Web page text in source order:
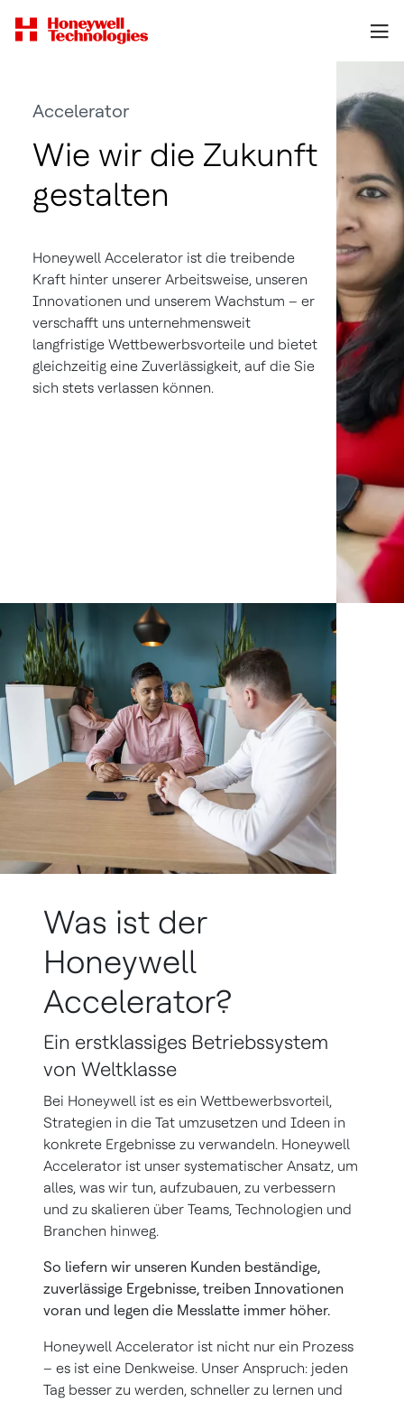
Accelerator
Wie wir die Zukunft
gestalten
Honeywell Accelerator ist die treibende
Kraft hinter unserer Arbeitsweise, unseren
Innovationen und unserem Wachstum – er
verschafft uns unternehmensweit
langfristige Wettbewerbsvorteile und bietet
gleichzeitig eine Zuverlässigkeit, auf die Sie
sich stets verlassen können.
Was ist der
Honeywell
Accelerator?
Ein erstklassiges Betriebssystem
von Weltklasse
Bei Honeywell ist es ein Wettbewerbsvorteil,
Strategien in die Tat umzusetzen und Ideen in
konkrete Ergebnisse zu verwandeln. Honeywell
Accelerator ist unser systematischer Ansatz, um
alles, was wir tun, aufzubauen, zu verbessern
und zu skalieren über Teams, Technologien und
Branchen hinweg.
So liefern wir unseren Kunden beständige,
zuverlässige Ergebnisse, treiben Innovationen
voran und legen die Messlatte immer höher.
Honeywell Accelerator ist nicht nur ein Prozess
– es ist eine Denkweise. Unser Anspruch: jeden
Tag besser zu werden, schneller zu lernen und